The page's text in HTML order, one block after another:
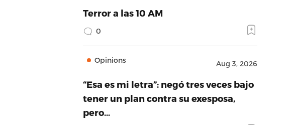
Terror a las 10 AM
0
Opinions Aug 3, 2026
“Esa es mi letra”: negó tres veces bajo
tener un plan contra su exesposa,
pero…